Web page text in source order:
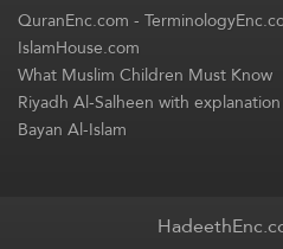
QuranEnc.com-
IslamHouse.com
What Muslim Children Must Know
Riyadh Al-Salheen with
Bayan Al-Islam